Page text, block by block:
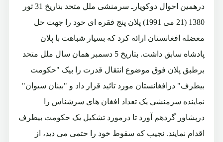
درهمین احوال دوکویارـ سرمنشی ملل متحد بتاریخ 31 ثور
1380 (21 می 1991) پلان پنج فقره ای خود را جهت حل
معضله افغانستان ارائه کرد که بسیار شباهت با پلان
پادشاه سابق داشت. بتاریخ 5 دسمبر همان سال ملل متحد
برطبق پلان فوق موضوع انتقال قدرت را بیک "حکومت
بیطرف" درافغانستان مورد تائید قرار داد و "بینان سیوان"
نماینده سرمنشی یک تعداد افغان های سرشناس را
درپشاور گردهم آورد تا درمورد تشکیل یک حکومت بیطرف
اقدام نمایند. نجیب که سقوط خود را حتمی می دید، از